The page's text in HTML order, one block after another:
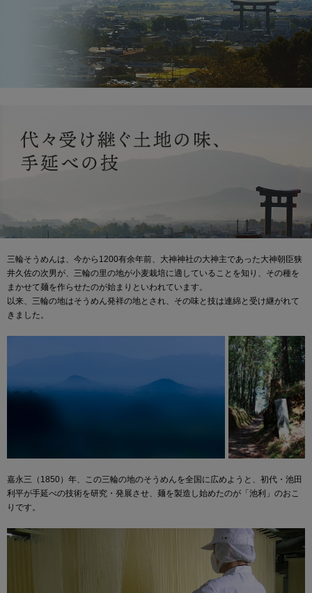
三輪そうめんは、今から1200有余年前、大神神社の大神主であった大神朝臣狭
井久佐の次男が、三輪の里の地が小麦栽培に適していることを知り、その種を
まかせて麺を作らせたのが始まりといわれています。
以来、三輪の地はそうめん発祥の地とされ、その味と技は連綿と受け継がれて
きました。
嘉永三（1850）年、この三輪の地のそうめんを全国に広めようと、初代・池田
利平が手延べの技術を研究・発展させ、麺を製造し始めたのが「池利」のおこ
りです。